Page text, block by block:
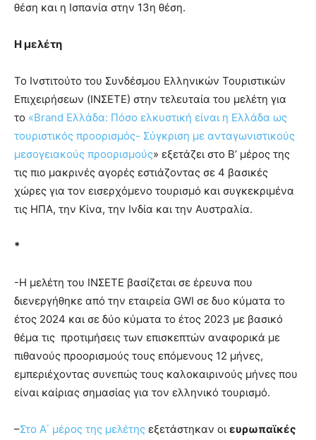
θέση και η Ισπανία στην 13η θέση.
Η μελέτη
Το Ινστιτούτο του Συνδέσμου Ελληνικών Τουριστικών
Επιχειρήσεων (ΙΝΣΕΤΕ) στην τελευταία του μελέτη για
το «Brand Eλλάδα: Πόσο ελκυστική είναι η Ελλάδα ως
τουριστικός προορισμός- Σύγκριση με ανταγωνιστικούς
μεσογειακούς προορισμούς» εξετάζει στο Β’ μέρος της
τις πιο μακρινές αγορές εστιάζοντας σε 4 βασικές
χώρες για τον εισερχόμενο τουρισμό και συγκεκριμένα
τις ΗΠΑ, την Κίνα, την Ινδία και την Αυστραλία.
*
-Η μελέτη του ΙΝΣΕΤΕ βασίζεται σε έρευνα που
διενεργήθηκε από την εταιρεία GWI σε δυο κύματα το
έτος 2024 και σε δύο κύματα το έτος 2023 με βασικό
θέμα τις προτιμήσεις των επισκεπτών αναφορικά με
πιθανούς προορισμούς τους επόμενους 12 μήνες,
εμπεριέχοντας συνεπώς τους καλοκαιρινούς μήνες που
είναι καίριας σημασίας για τον ελληνικό τουρισμό.
–Στο Α΄ μέρος της μελέτης εξετάστηκαν οι ευρωπαϊκές